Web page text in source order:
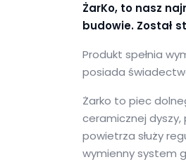
ŻarKo, to nasz
budowie. Został
Produkt spełnia
posiada
Żarko to piec
ceramicznej dyszy,
powietrza służy
wymienny system